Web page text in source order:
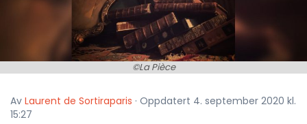
©La Pièce
Av Laurent de Sortiraparis · Oppdatert 4. september 2020 kl.
15:27